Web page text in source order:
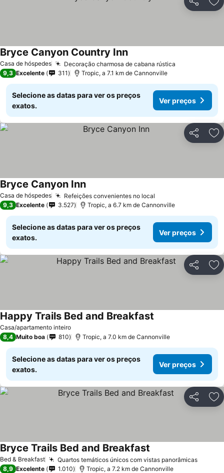
Partilhar
Casa de hóspedes Decoração charmosa de cabana rústica
Bryce Canyon Country Inn
9,3 Excelente 311 Tropic, a 7.1 km de Cannonville
Selecione as datas para ver os preços
exatos.
Ver preços
Partilhar
Casa de hóspedes Refeições convenientes no local
Bryce Canyon Inn
9,3 Excelente 3.527 Tropic, a 6.7 km de Cannonville
Selecione as datas para ver os preços
exatos.
Ver preços
Partilhar
Casa/apartamento inteiro
Happy Trails Bed and Breakfast
8,4 Muito boa 810 Tropic, a 7.0 km de Cannonville
Selecione as datas para ver os preços
exatos.
Ver preços
Partilhar
Bed & Breakfast Quartos temáticos únicos com vistas panorâmicas
Bryce Trails Bed and Breakfast
8,9 Excelente 1.010 Tropic, a 7.2 km de Cannonville